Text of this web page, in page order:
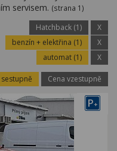
servisem. (strana 1)
Hatchback (1)
X
benzín + elektřina (1)
X
automat (1)
X
sestupně Cena vzestupně
P+